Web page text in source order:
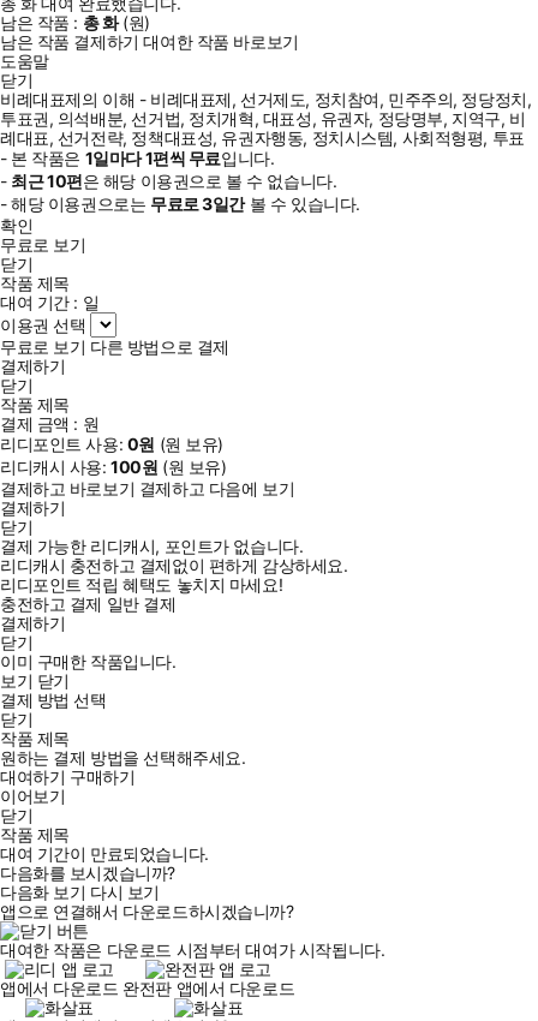
남은 작품 : 총화(원)
남은 작품 결제하기 대여한 작품 바로보기
도움말
닫기
비례대표제의 이해 - 비례대표제, 선거제도, 정치참여, 민주주의, 정당정치,
투표권, 의석배분, 선거법, 정치개혁, 대표성, 유권자, 정당명부, 지역구, 비
례대표, 선거전략, 정책대표성, 유권자행동, 정치시스템, 사회적형평, 투표
- 본 작품은 1일마다1편씩 무료입니다.
- 최근10편은 해당 이용권으로 볼 수 없습니다.
- 해당 이용권으로는 무료로3일간볼 수 있습니다.
확인
무료로 보기
닫기
작품 제목
대여 기간 : 일
이용권 선택
무료로 보기 다른 방법으로 결제
결제하기
닫기
작품 제목
결제 금액 : 원
리디포인트 사용: 0원 (원 보유)
리디캐시 사용:100원 (원 보유)
결제하고 바로보기 결제하고 다음에 보기
결제하기
닫기
결제 가능한 리디캐시, 포인트가 없습니다.
리디캐시 충전하고 결제없이 편하게 감상하세요.
리디포인트 적립 혜택도 놓치지 마세요!
충전하고 결제 일반 결제
결제하기
닫기
이미 구매한 작품입니다.
보기 닫기
결제 방법 선택
닫기
작품 제목
원하는 결제 방법을 선택해주세요.
대여하기 구매하기
이어보기
닫기
작품 제목
대여 기간이 만료되었습니다.
다음화를 보시겠습니까?
다음화 보기 다시 보기
앱으로 연결해서 다운로드하시겠습니까?
대여한 작품은 다운로드 시점부터 대여가 시작됩니다.
앱에서 다운로드 완전판 앱에서 다운로드